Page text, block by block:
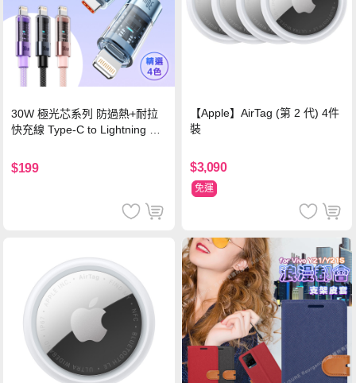
30W 極光芯系列 防過熱+耐拉
快充線 Type-C to Lightning 傳
$199
【Apple】AirTag (第 2 代) 4件
裝
$3,090
免運